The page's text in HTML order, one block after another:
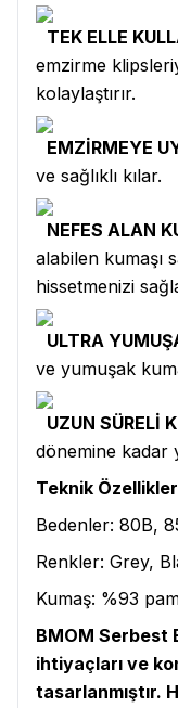
TEK ELLE
emzirme
kolaylaştırır.
EMZİRMEYE
ve sağlıklı kılar.
NEFES ALAN
alabilen kumaşı
hissetmenizi
ULTRA
ve yumuşak
UZUN SÜRELİ
dönemine kadar
Teknik
Bedenler: 80B,
Renkler: Grey,
Kumaş: %93
BMOM Serbest
ihtiyaçları ve
tasarlanmıştır.